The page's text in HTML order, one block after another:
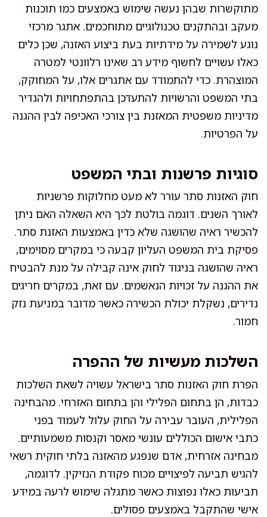
מתוקשרות שבהן נעשה שימוש באמצעים כמו תוכנות
מעקב ובהתקנים טכנולוגיים מתוחכמים. אתגר מרכזי
נוגע לשמירה על מידתיות בעת ביצוע האזנה, שכן כלים
כאלו עשויים לחשוף מידע רב שאינו רלוונטי למטרה
המוצהרת. כדי להתמודד עם אתגרים אלו, על המחוקק,
בתי המשפט והרשויות להתעדכן בהתפתחויות ולהגדיר
מדיניות משפטית המאזנת בין צורכי האכיפה לבין ההגנה
על הפרטיות.
סוגיות פרשנות ובתי המשפט
חוק האזנות סתר עורר לא מעט מחלוקות פרשניות
לאורך השנים. דוגמה בולטת לכך היא השאלה האם ניתן
להכשיר ראיה שהושגה שלא כדין באמצעות האזנת סתר.
פסיקת בית המשפט העליון קבעה כי במקרים מסוימים,
ראיה שהושגה בניגוד לחוק אינה קבילה על מנת להבטיח
את ההגנה על זכויות הנאשמים. עם זאת, במקרים חריגים
נדירים, נשקלת יכולת הכשירה כאשר מדובר במניעת נזק
חמור.
השלכות מעשיות של ההפרה
הפרת חוק האזנות סתר בישראל עשויה לשאת השלכות
כבדות, הן בתחום הפלילי והן בתחום האזרחי. מהבחינה
הפלילית, העובר עבירה על החוק עלול לעמוד בפני
כתבי אישום הכוללים עונשי מאסר וקנסות משמעותיים.
מבחינה אזרחית, אדם שנפגע מהאזנה בלתי חוקית רשאי
להגיש תביעה לפיצויים מכוח פקודת הנזיקין. לדוגמה,
תביעות כאלו נפוצות כאשר מתגלה שימוש לרעה במידע
אישי שהתקבל באמצעים פסולים.